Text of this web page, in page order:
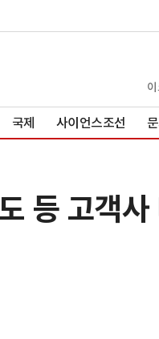
국제 사이언스조선
등 고객사